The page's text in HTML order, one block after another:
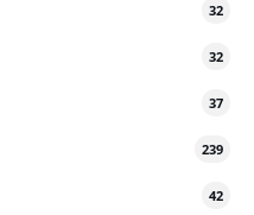
32
32
37
239
42